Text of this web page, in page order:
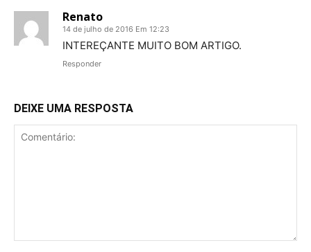
Renato
14 de julho de 2016 Em 12:23
INTEREÇANTE MUITO BOM ARTIGO.
Responder
DEIXE UMA RESPOSTA